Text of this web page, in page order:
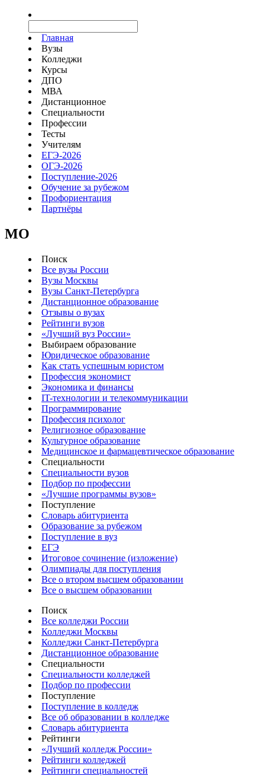
Главная
Вузы
Колледжи
Курсы
ДПО
МВА
Дистанционное
Специальности
Профессии
Тесты
Учителям
ЕГЭ-2026
ОГЭ-2026
Поступление-2026
Обучение за рубежом
Профориентация
Партнёры
MO
Поиск
Все вузы России
Вузы Москвы
Вузы Санкт-Петербурга
Дистанционное образование
Отзывы о вузах
Рейтинги вузов
«Лучший вуз России»
Выбираем образование
Юридическое образование
Как стать успешным юристом
Профессия экономист
Экономика и финансы
IT-технологии и телекоммуникации
Программирование
Профессия психолог
Религиозное образование
Культурное образование
Медицинское и фармацевтическое образование
Специальности
Специальности вузов
Подбор по профессии
«Лучшие программы вузов»
Поступление
Словарь абитуриента
Образование за рубежом
Поступление в вуз
ЕГЭ
Итоговое сочинение (изложение)
Олимпиады для поступления
Все о втором высшем образовании
Все о высшем образовании
Поиск
Все колледжи России
Колледжи Москвы
Колледжи Санкт-Петербурга
Дистанционное образование
Специальности
Специальности колледжей
Подбор по профессии
Поступление
Поступление в колледж
Все об образовании в колледже
Словарь абитуриента
Рейтинги
«Лучший колледж России»
Рейтинги колледжей
Рейтинги специальностей